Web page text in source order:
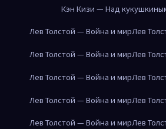
Кэн Кизи — Над
Лев Толстой — Война и мирЛев
Лев Толстой — Война и мирЛев
Лев Толстой — Война и мирЛев
Лев Толстой — Война и мирЛев
Лев Толстой — Война и мирЛев